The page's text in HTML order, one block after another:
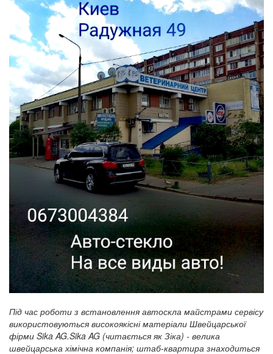
Під час роботи з встановлення автоскла майстрами сервісу
використовуються високоякісні матеріали Швейцарської
фірми Sika AG.Sika AG (читається як Зіка) - велика
швейцарська хімічна компанія; штаб-квартира знаходиться